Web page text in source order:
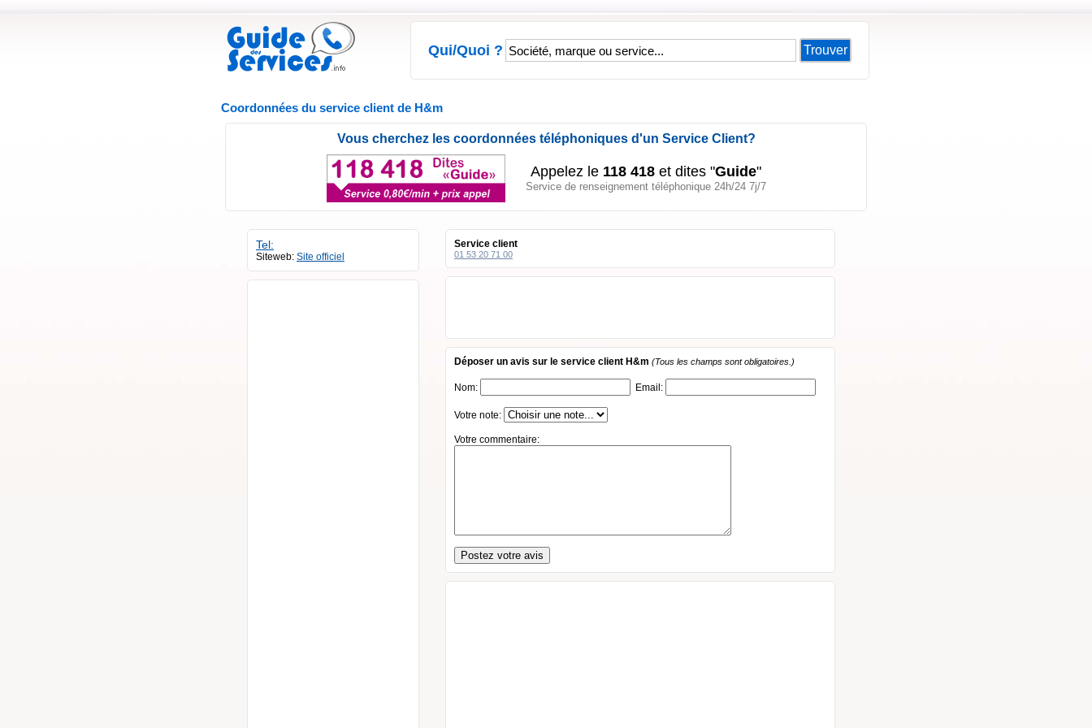
Qui/Quoi ? Trouver
Coordonnées du service client de H&m
Vous cherchez les coordonnées téléphoniques d'un Service Client?
Appelez le 118 418et dites "Guide"
Service de renseignement téléphonique 24h/24 7j/7
Tel:
Siteweb: Site officiel
Service client
01 53 20 71 00
Déposer un avis sur le service client H&m (Tous les champs sont obligatoires.)
Nom: Email:
Votre note:
Votre commentaire: